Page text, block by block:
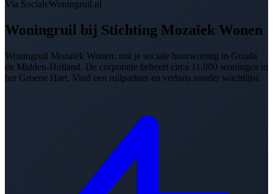
Via SocialeWoningruil.nl
Woningruil bij Stichting Mozaïek Wonen
Woningruil Mozaïek Wonen: ruil je sociale huurwoning in Gouda
en Midden-Holland. De corporatie beheert circa 11.000 woningen in
het Groene Hart. Vind een ruilpartner en verhuis zonder wachtlijst.